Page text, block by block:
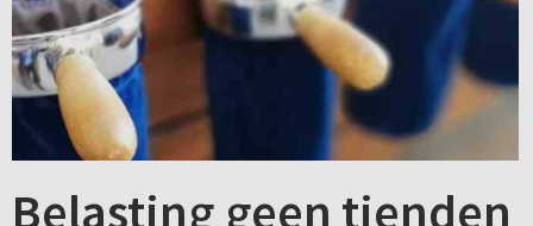
Belasting geen tienden